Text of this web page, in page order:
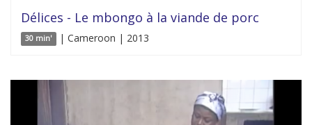
Délices - Le mbongo à la viande de porc
30 min' | Cameroon | 2013